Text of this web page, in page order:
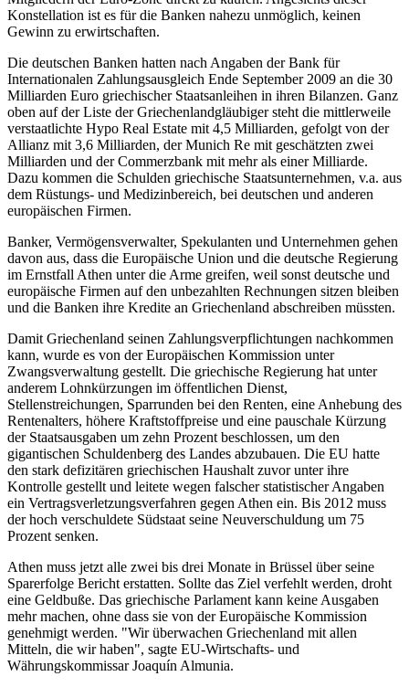
Konstellation ist es für die Banken nahezu unmöglich, keinen
Gewinn zu erwirtschaften.
Die deutschen Banken hatten nach Angaben der Bank für
Internationalen Zahlungsausgleich Ende September 2009 an die 30
Milliarden Euro griechischer Staatsanleihen in ihren Bilanzen. Ganz
oben auf der Liste der Griechenlandgläubiger steht die mittlerweile
verstaatlichte Hypo Real Estate mit 4,5 Milliarden, gefolgt von der
Allianz mit 3,6 Milliarden, der Munich Re mit geschätzten zwei
Milliarden und der Commerzbank mit mehr als einer Milliarde.
Dazu kommen die Schulden griechische Staatsunternehmen, v.a. aus
dem Rüstungs- und Medizinbereich, bei deutschen und anderen
europäischen Firmen.
Banker, Vermögensverwalter, Spekulanten und Unternehmen gehen
davon aus, dass die Europäische Union und die deutsche Regierung
im Ernstfall Athen unter die Arme greifen, weil sonst deutsche und
europäische Firmen auf den unbezahlten Rechnungen sitzen bleiben
und die Banken ihre Kredite an Griechenland abschreiben müssten.
Damit Griechenland seinen Zahlungsverpflichtungen nachkommen
kann, wurde es von der Europäischen Kommission unter
Zwangsverwaltung gestellt. Die griechische Regierung hat unter
anderem Lohnkürzungen im öffentlichen Dienst,
Stellenstreichungen, Sparrunden bei den Renten, eine Anhebung des
Rentenalters, höhere Kraftstoffpreise und eine pauschale Kürzung
der Staatsausgaben um zehn Prozent beschlossen, um den
gigantischen Schuldenberg des Landes abzubauen. Die EU hatte
den stark defizitären griechischen Haushalt zuvor unter ihre
Kontrolle gestellt und leitete wegen falscher statistischer Angaben
ein Vertragsverletzungsverfahren gegen Athen ein. Bis 2012 muss
der hoch verschuldete Südstaat seine Neuverschuldung um 75
Prozent senken.
Athen muss jetzt alle zwei bis drei Monate in Brüssel über seine
Sparerfolge Bericht erstatten. Sollte das Ziel verfehlt werden, droht
eine Geldbuße. Das griechische Parlament kann keine Ausgaben
mehr machen, ohne dass sie von der Europäische Kommission
genehmigt werden. "Wir überwachen Griechenland mit allen
Mitteln, die wir haben", sagte EU-Wirtschafts- und
Währungskommissar Joaquín Almunia.